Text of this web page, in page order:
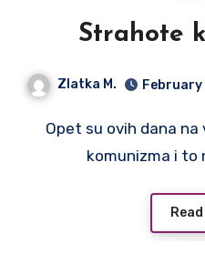
Strahote
Zlatka M. February
Opet su ovih dana na vidjelo izašle strahote
komunizma i to